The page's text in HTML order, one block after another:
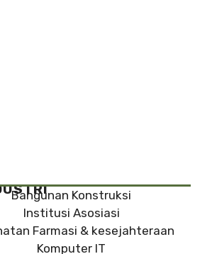
Bangunan Konstruksi
Institusi Asosiasi
Farmasi & kesejahteraan
Komputer IT